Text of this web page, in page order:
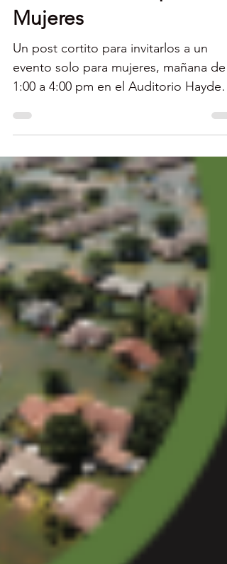
Evento Gratuito para
Mujeres
Un post cortito para invitarlos a un
1:00 a 4:00 pm en el Auditorio Haydeé
Piñero del Recinto de...